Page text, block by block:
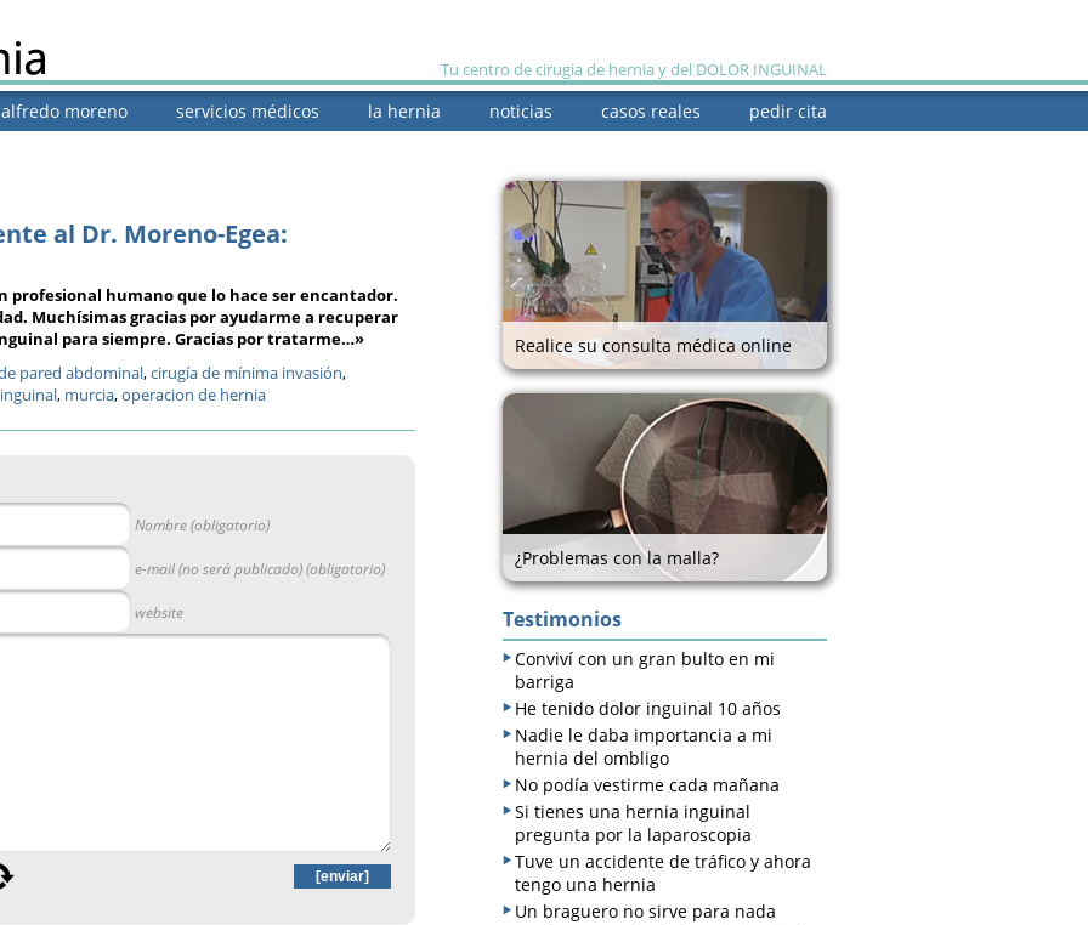
Tu centro de cirugia de hernia y del DOLOR INGUINAL
pedir cita
casos reales
noticias
la hernia
servicios médicos
moreno
al Dr. Moreno-Egea:
profesional humano que lo hace ser encantador.
Muchísimas gracias por ayudarme a recuperar
para siempre. Gracias por tratarme…»
pared abdominal,cirugía de mínima invasión,
, murcia,operacion de hernia
Nombre (obligatorio)
e-mail (no será publicado) (obligatorio)
website
Realice su consulta médica online
¿Problemas con la malla?
Testimonios
Conviví con un gran bulto en mi
barriga
He tenido dolor inguinal 10 años
Nadie le daba importancia a mi
hernia del ombligo
No podía vestirme cada mañana
Si tienes una hernia inguinal
pregunta por la laparoscopia
Tuve un accidente de tráfico y ahora
tengo una hernia
Un braguero no sirve para nada